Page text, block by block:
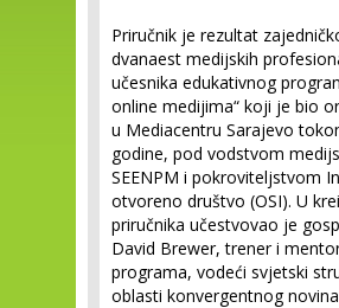
Priručnik je rezultat
dvanaest medijskih
učesnika edukativnog
online medijima“ koji je bio
u Mediacentru Sarajevo
godine, pod vodstvom
SEENPM i pokroviteljstvom
otvoreno društvo (OSI). U
priručnika učestvovao je
David Brewer, trener i
programa, vodeći svjetski
oblasti konvergentnog